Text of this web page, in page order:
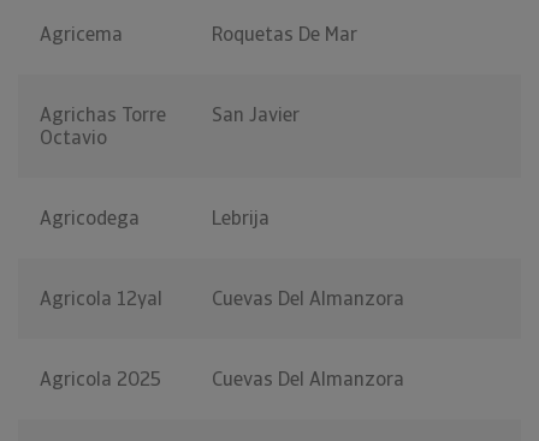
Agricema Roquetas De Mar
Agrichas Torre
Octavio
San Javier
Agricodega Lebrija
Agricola 12yal Cuevas Del Almanzora
Agricola 2025 Cuevas Del Almanzora